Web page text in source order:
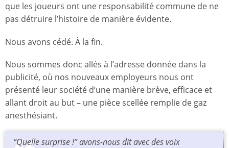
que les joueurs ont une responsabilité commune de ne
pas détruire l’histoire de manière évidente.
Nous avons cédé. À la fin.
Nous sommes donc allés à l’adresse donnée dans la
publicité, où nos nouveaux employeurs nous ont
présenté leur société d’une manière brève, efficace et
allant droit au but – une pièce scellée remplie de gaz
anesthésiant.
“Quelle surprise !” avons-nous dit avec des voix